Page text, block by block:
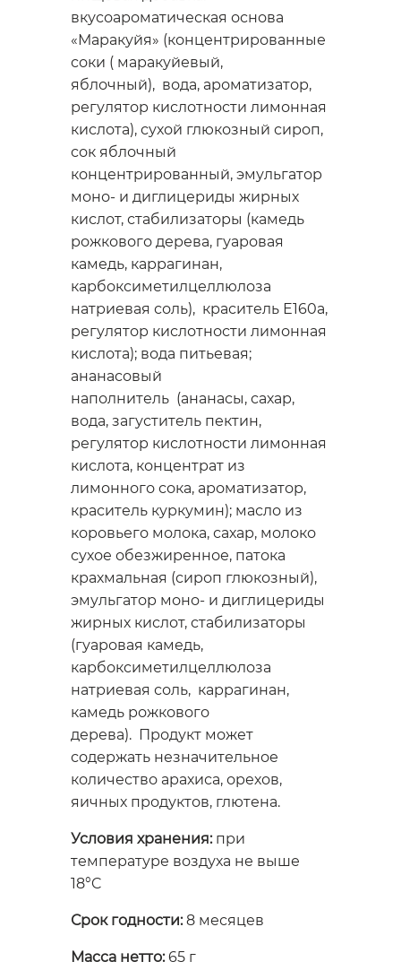
вкусоароматическая основа
«Маракуйя» (концентрированные
соки ( маракуйевый,
яблочный), вода, ароматизатор,
регулятор кислотности лимонная
кислота), сухой глюкозный сироп,
сок яблочный
концентрированный, эмульгатор
моно- и диглицериды жирных
кислот, стабилизаторы (камедь
рожкового дерева, гуаровая
камедь, каррагинан,
карбоксиметилцеллюлоза
натриевая соль), краситель Е160а,
регулятор кислотности лимонная
кислота); вода питьевая;
ананасовый
наполнитель (ананасы, сахар,
вода, загуститель пектин,
регулятор кислотности лимонная
кислота, концентрат из
лимонного сока, ароматизатор,
краситель куркумин); масло из
коровьего молока, сахар, молоко
сухое обезжиренное, патока
крахмальная (сироп глюкозный),
эмульгатор моно- и диглицериды
жирных кислот, стабилизаторы
(гуаровая камедь,
карбоксиметилцеллюлоза
натриевая соль, каррагинан,
камедь рожкового
дерева). Продукт может
содержать незначительное
количество арахиса, орехов,
яичных продуктов, глютена.
Условия хранения: при
температуре воздуха не выше
18°C
Срок годности:8 месяцев
Масса нетто:65 г